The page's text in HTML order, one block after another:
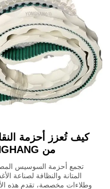
من YONGHANG إنتاجية صناعة الأغذية
وطلاءات مخصصة، تقدم هذه